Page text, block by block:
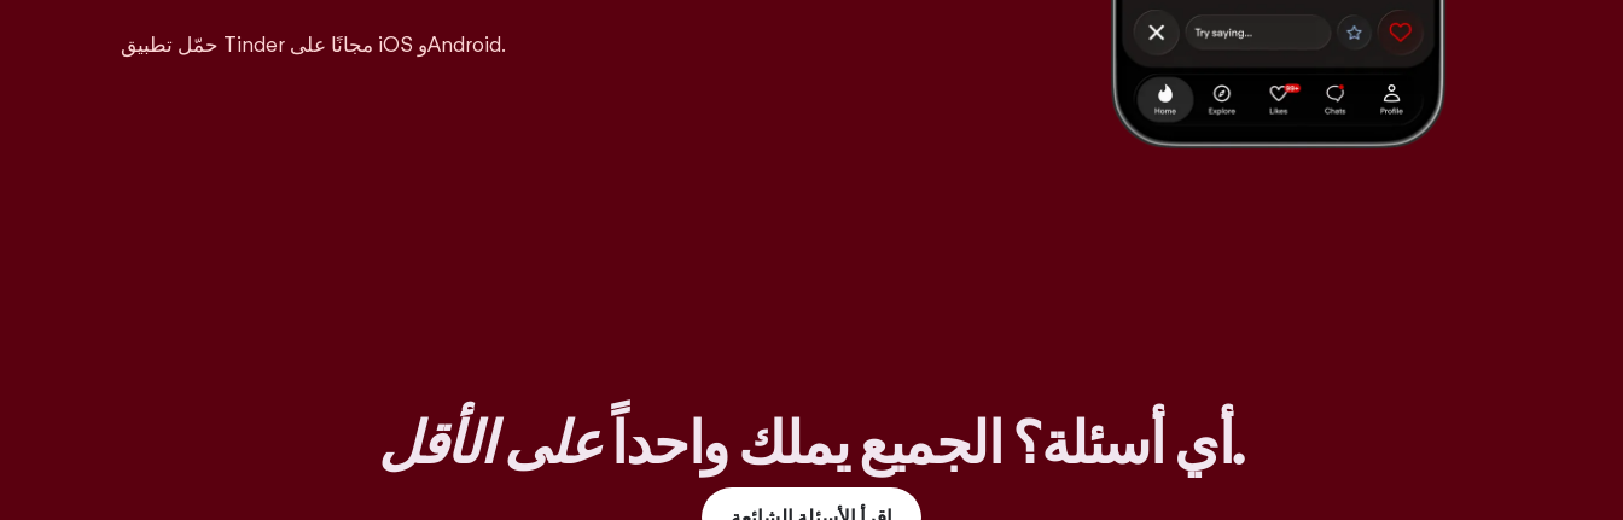
حمّل تطبيق Tinder مجانًا على iOS وAndroid.
أي أسئلة؟ الجميع يملك واحداً على الأقل .